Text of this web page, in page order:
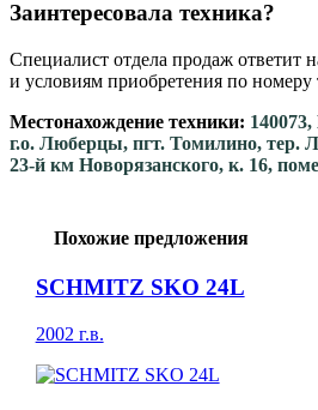
Заинтересовала техника?
Специалист отдела продаж
и условиям приобретения по номеру
Местонахождение техники:
г.о. Люберцы, пгт. Томилино, тер.
23-й км Новорязанского, к. 16,
Похожие предложения
SCHMITZ SKO 24L
2002 г.в.